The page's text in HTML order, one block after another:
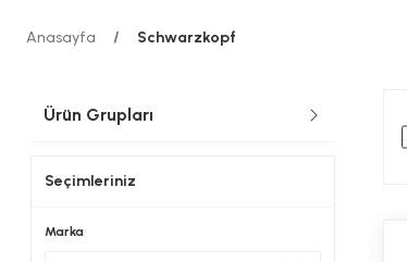
Anasayfa Schwarzkopf
Ürün Grupları
Seçimleriniz
Marka